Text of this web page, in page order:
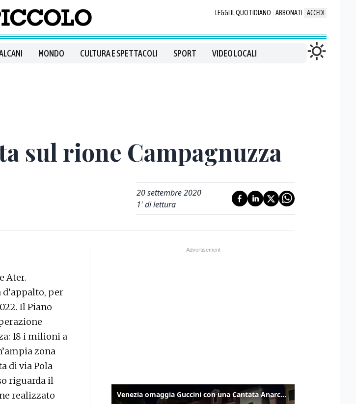
LEGGI IL QUOTIDIANO ABBONATI ACCEDI
MONDO CULTURA E SPETTACOLI SPORT VIDEO LOCALI
sul rione Campagnuzza
20 settembre 2020
1' di lettura
Ater.
per
Il Piano
18 i milioni a
zona
di via Pola
riguarda il
realizzato
Venezia omaggia Guccini con una Cantata Anarchica in campo Santa Margherita